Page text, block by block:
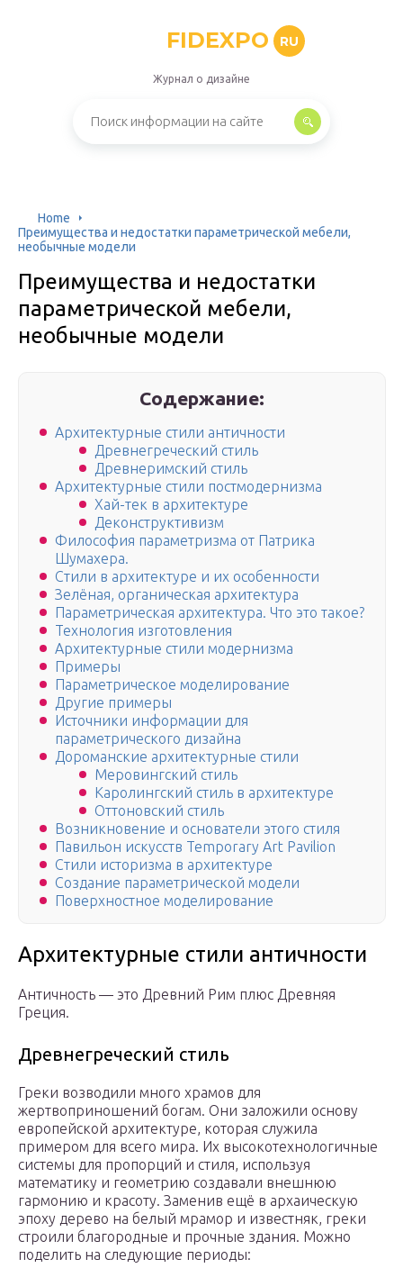
FIDEXPO RU
Журнал о дизайне
Home
Преимущества и недостатки параметрической мебели,
необычные модели
Преимущества и недостатки
параметрической мебели,
необычные модели
Содержание:
Архитектурные стили античности
Древнегреческий стиль
Древнеримский стиль
Архитектурные стили постмодернизма
Хай-тек в архитектуре
Деконструктивизм
Философия параметризма от Патрика
Шумахера.
Стили в архитектуре и их особенности
Зелёная, органическая архитектура
Параметрическая архитектура. Что это такое?
Технология изготовления
Архитектурные стили модернизма
Примеры
Параметрическое моделирование
Другие примеры
Источники информации для
параметрического дизайна
Дороманские архитектурные стили
Меровингский стиль
Каролингский стиль в архитектуре
Оттоновский стиль
Возникновение и основатели этого стиля
Павильон искусств Temporary Art Pavilion
Стили историзма в архитектуре
Создание параметрической модели
Поверхностное моделирование
Архитектурные стили античности
Античность — это Древний Рим плюс Древняя
Греция.
Древнегреческий стиль
Греки возводили много храмов для
жертвоприношений богам. Они заложили основу
европейской архитектуре, которая служила
примером для всего мира. Их высокотехнологичные
системы для пропорций и стиля, используя
математику и геометрию создавали внешнюю
гармонию и красоту. Заменив ещё в архаическую
эпоху дерево на белый мрамор и известняк, греки
строили благородные и прочные здания. Можно
поделить на следующие периоды: